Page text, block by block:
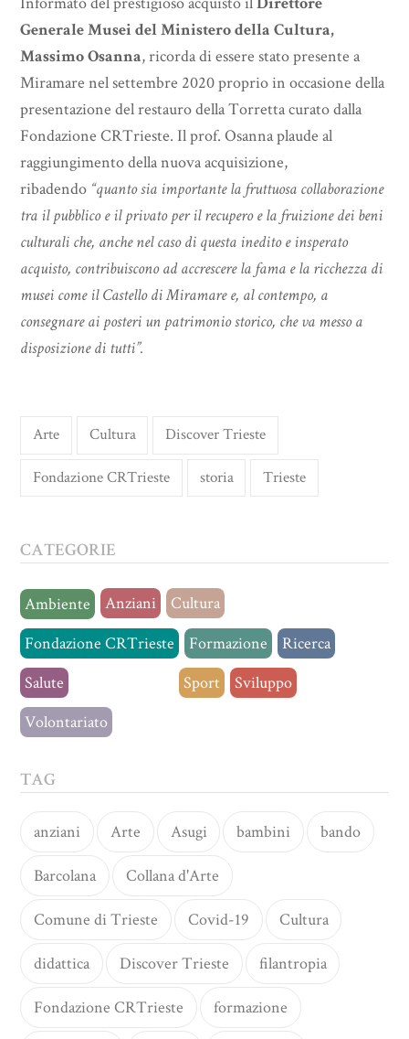
Generale Musei del Ministero della Cultura,
Massimo Osanna, ricorda di essere stato presente a
Miramare nel settembre 2020 proprio in occasione della
presentazione del restauro della Torretta curato dalla
Fondazione CRTrieste. Il prof. Osanna plaude al
raggiungimento della nuova acquisizione,
ribadendo “quanto sia importante la fruttuosa collaborazione
tra il pubblico e il privato per il recupero e la fruizione dei beni
culturali che, anche nel caso di questa inedito e insperato
acquisto, contribuiscono ad accrescere la fama e la ricchezza di
musei come il Castello di Miramare e, al contempo, a
consegnare ai posteri un patrimonio storico, che va messo a
disposizione di tutti”.
Arte Cultura Discover Trieste
Fondazione CRTrieste storia Trieste
CATEGORIE
Ambiente Anziani
Cultura
Fondazione CRTrieste
Formazione
Ricerca
Salute
Sport
Sviluppo
Volontariato
TAG
anziani Arte Asugi bambini bando
Barcolana Collana d'Arte
Comune di Trieste Covid-19 Cultura
didattica Discover Trieste filantropia
Fondazione CRTrieste formazione